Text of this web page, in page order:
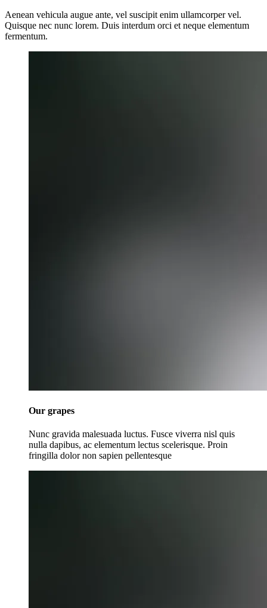
Aenean vehicula augue ante, vel suscipit enim ullamcorper vel.
Quisque nec nunc lorem. Duis interdum orci et neque elementum
fermentum.
Our grapes
Nunc gravida malesuada luctus. Fusce viverra nisl quis
nulla dapibus, ac elementum lectus scelerisque. Proin
fringilla dolor non sapien pellentesque